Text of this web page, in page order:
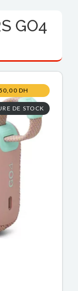
GO4
DH
DE STOCK